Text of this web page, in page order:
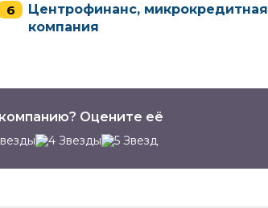
Центрофинанс, микрокредитная
компания
Оцените её